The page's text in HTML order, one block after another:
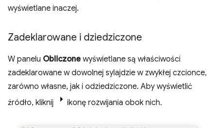
wyświetlane inaczej.
Zadeklarowane i dziedziczone
W panelu Obliczone wyświetlane są właściwości
zadeklarowane w dowolnej sylajdzie w zwykłej czcionce,
zarówno własne, jak i odziedziczone. Aby wyświetlić
źródło, kliknij
ikonę rozwijania obok nich.